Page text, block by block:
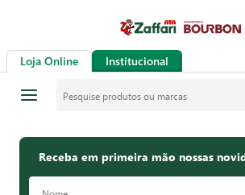
Loja Online Institucional
Receba em primeira mão nossas